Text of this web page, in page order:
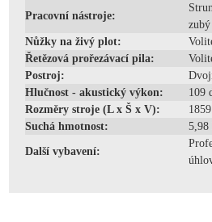
Pracovní nástroje:
Nůžky na živý plot:
Řetězová prořezávací pila:
Postroj:
Hlučnost - akustický výkon:
109
Rozměry stroje (L x Š x V):
Suchá hmotnost:
5,98
Další vybavení: